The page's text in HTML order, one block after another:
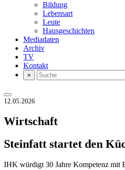
Bildung
Lebensart
Leute
Hausgeschichten
Mediadaten
Archiv
TV
Kontakt
×
12.05.2026
Wirtschaft
Steinfatt startet den
IHK würdigt 30 Jahre Kompetenz mit